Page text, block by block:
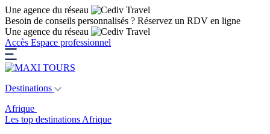
Une agence du réseau
Besoin de conseils personnalisés ? Réservez un RDV en ligne
Une agence du réseau
Accès Espace professionnel
Destinations
Afrique
Les top destinations Afrique